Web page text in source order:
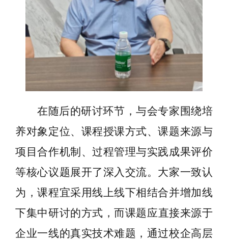
在随后的研讨环节，与会专家围绕培
养对象定位、课程授课方式、课题来源与
项目合作机制、过程管理与实践成果评价
等核心议题展开了深入交流。大家一致认
为，课程宜采用线上线下相结合并增加线
下集中研讨的方式，而课题应直接来源于
企业一线的真实技术难题，通过校企高层